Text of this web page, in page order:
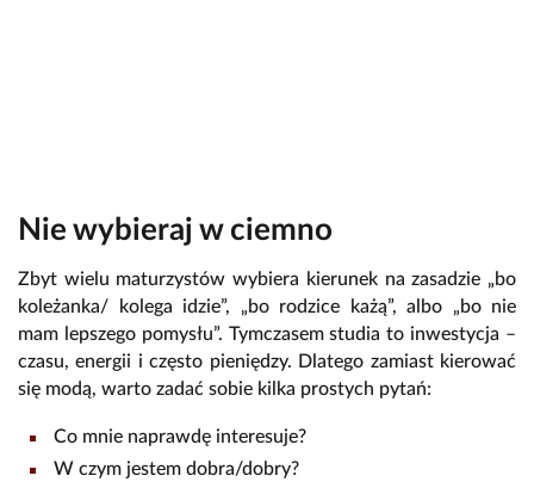
Nie wybieraj w ciemno
Zbyt wielu maturzystów wybiera kierunek na zasadzie „bo
koleżanka/ kolega idzie”, „bo rodzice każą”, albo „bo nie
mam lepszego pomysłu”. Tymczasem studia to inwestycja –
czasu, energii i często pieniędzy. Dlatego zamiast kierować
się modą, warto zadać sobie kilka prostych pytań:
Co mnie naprawdę interesuje?
W czym jestem dobra/dobry?